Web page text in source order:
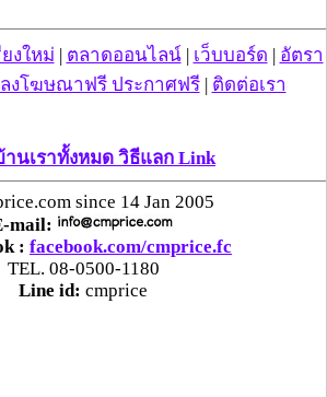
งใหม่ | ตลาดออนไลน์| เว็บบอร์ด | อัตรา
ลงโฆษณาฟรี ประกาศฟรี| ติดต่อเรา
านเราทั้งหมด วิธีแลก Link
since 14 Jan 2005
mail:
: facebook.com/cmprice.fc
TEL. 08-0500-1180
Line id: cmprice